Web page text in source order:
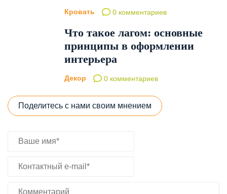
Кровать 0 комментариев
Что такое лагом: основные
принципы в оформлении
интерьера
Декор 0 комментариев
Поделитесь с нами своим мнением